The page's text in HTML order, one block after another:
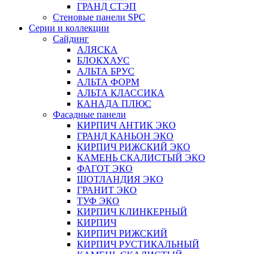
ГРАНД СТЭП
Стеновые панели SPC
Серии и коллекции
Сайдинг
АЛЯСКА
БЛОКХАУС
АЛЬТА БРУС
АЛЬТА ФОРМ
АЛЬТА КЛАССИКА
КАНАДА ПЛЮС
Фасадные панели
КИРПИЧ АНТИК ЭКО
ГРАНД КАНЬОН ЭКО
КИРПИЧ РИЖСКИЙ ЭКО
КАМЕНЬ СКАЛИСТЫЙ ЭКО
ФАГОТ ЭКО
ШОТЛАНДИЯ ЭКО
ГРАНИТ ЭКО
ТУФ ЭКО
КИРПИЧ КЛИНКЕРНЫЙ
КИРПИЧ
КИРПИЧ РИЖСКИЙ
КИРПИЧ РУСТИКАЛЬНЫЙ